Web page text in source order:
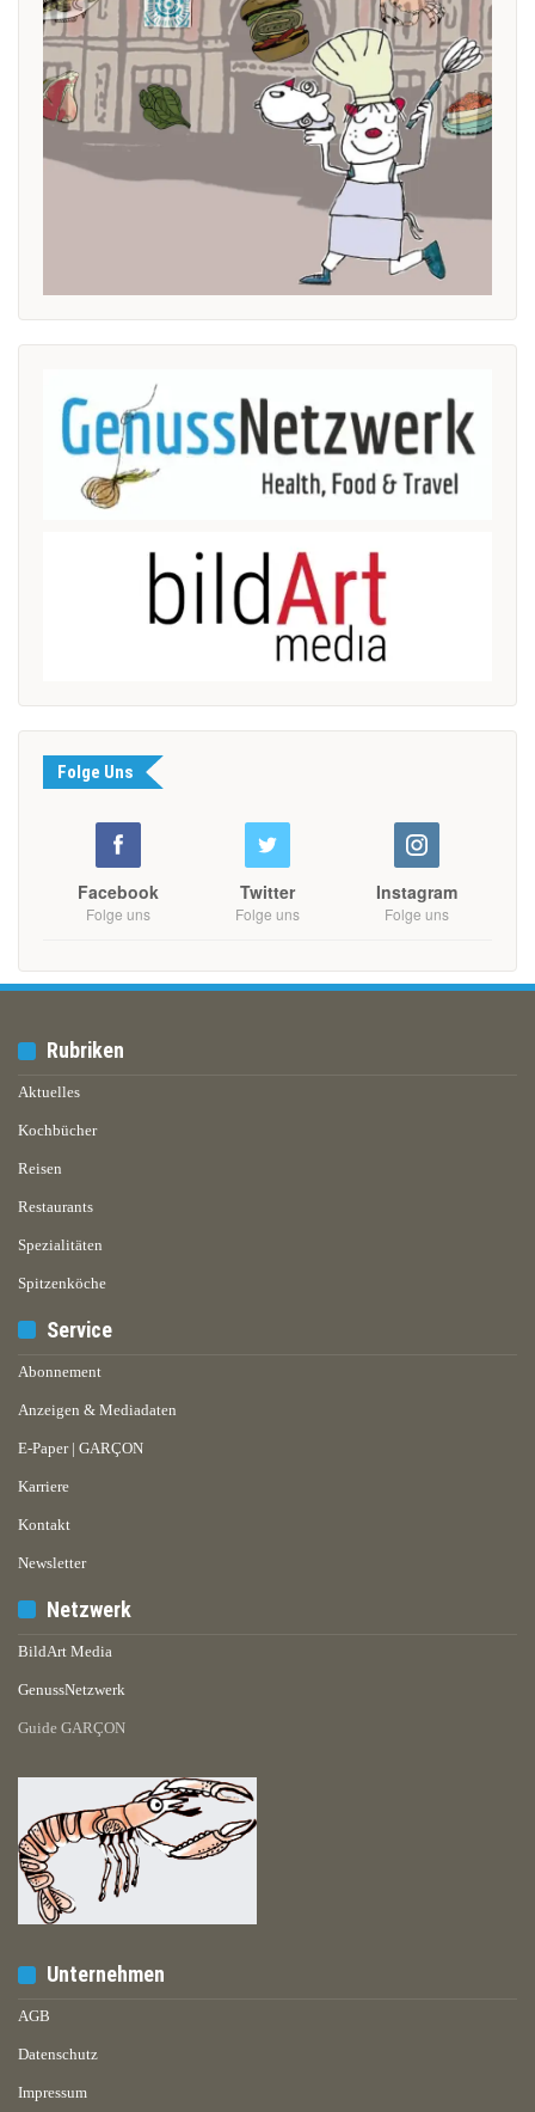
Folge Uns
Facebook
Folge uns
Twitter
Folge uns
Instagram
Folge uns
Rubriken
Aktuelles
Kochbücher
Reisen
Restaurants
Spezialitäten
Spitzenköche
Service
Abonnement
Anzeigen & Mediadaten
E-Paper | GARÇON
Karriere
Kontakt
Newsletter
Netzwerk
BildArt Media
GenussNetzwerk
Guide GARÇON
Unternehmen
AGB
Datenschutz
Impressum